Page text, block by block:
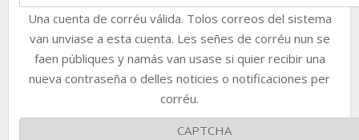
Una cuenta de corréu válida. Tolos correos del sistema
van unviase a esta cuenta. Les señes de corréu nun se
faen públiques y namás van usase si quier recibir una
nueva contraseña o delles noticies o notificaciones per
corréu.
CAPTCHA